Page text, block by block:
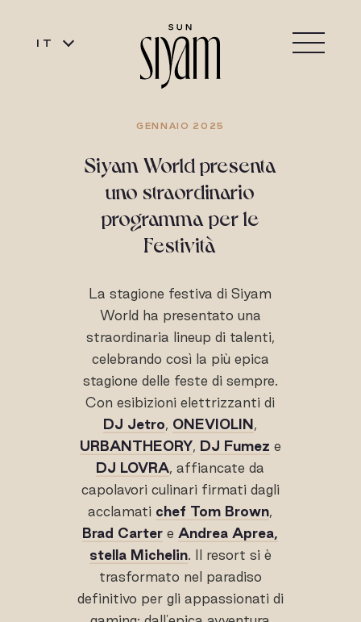
IT
GENNAIO 2025
Siyam World presenta
uno straordinario
programma per le
Festività
La stagione festiva di Siyam
World ha presentato una
straordinaria lineup di talenti,
celebrando così la più epica
stagione delle feste di sempre.
Con esibizioni elettrizzanti di
DJ Jetro, ONEVIOLIN,
URBANTHEORY, DJ Fumez e
DJ LOVRA, affiancate da
capolavori culinari firmati dagli
acclamati chef Tom Brown,
Brad Carter e Andrea Aprea,
stella Michelin. Il resort si è
trasformato nel paradiso
definitivo per gli appassionati di